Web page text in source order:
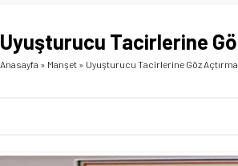
Uyuşturucu Tacirlerine
Anasayfa » Manşet » Uyuşturucu Tacirlerine Göz